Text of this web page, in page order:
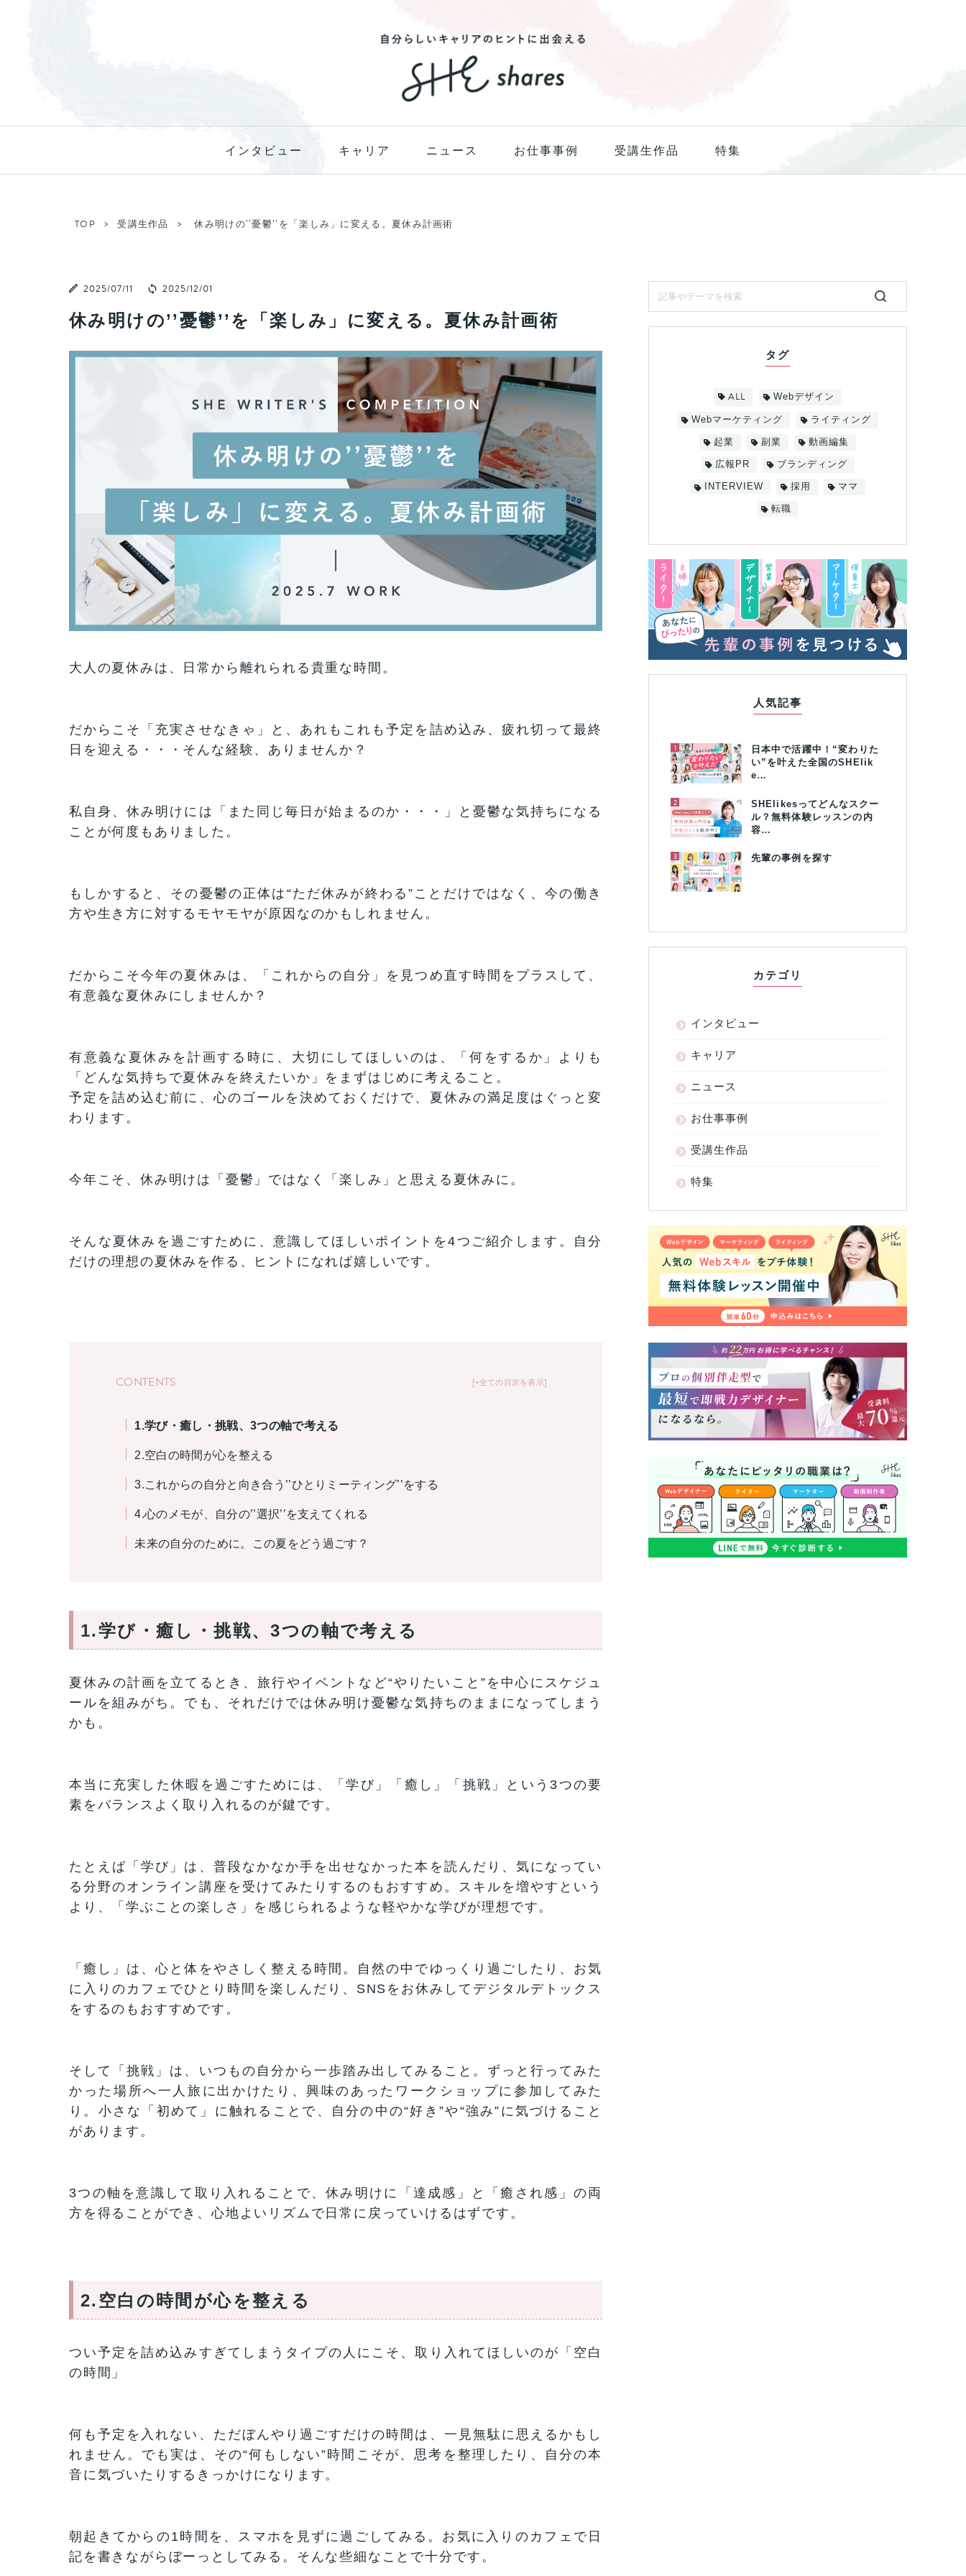
インタビュー キャリア ニュース お仕事事例 受講生作品 特集
TOP 受講生作品 休み明けの’’憂鬱’’を「楽しみ」に変える。夏休み計画術
2025/07/11 2025/12/01
休み明けの’’憂鬱’’を「楽しみ」に変える。夏休み計画術
大人の夏休みは、日常から離れられる貴重な時間。
だからこそ「充実させなきゃ」と、あれもこれも予定を詰め込み、疲れ切って最終
日を迎える・・・そんな経験、ありませんか？
私自身、休み明けには「また同じ毎日が始まるのか・・・」と憂鬱な気持ちになる
ことが何度もありました。
もしかすると、その憂鬱の正体は“ただ休みが終わる”ことだけではなく、今の働き
方や生き方に対するモヤモヤが原因なのかもしれません。
だからこそ今年の夏休みは、「これからの自分」を見つめ直す時間をプラスして、
有意義な夏休みにしませんか？
有意義な夏休みを計画する時に、大切にしてほしいのは、「何をするか」よりも
「どんな気持ちで夏休みを終えたいか」をまずはじめに考えること。
予定を詰め込む前に、心のゴールを決めておくだけで、夏休みの満足度はぐっと変
わります。
今年こそ、休み明けは「憂鬱」ではなく「楽しみ」と思える夏休みに。
そんな夏休みを過ごすために、意識してほしいポイントを4つご紹介します。自分
だけの理想の夏休みを作る、ヒントになれば嬉しいです。
+全ての目次を表示
CONTENTS
1.学び・癒し・挑戦、3つの軸で考える
2.空白の時間が心を整える
3.これからの自分と向き合う’’ひとりミーティング’’をする
4.心のメモが、自分の’’選択’’を支えてくれる
未来の自分のために。この夏をどう過ごす？
1.学び・癒し・挑戦、3つの軸で考える
夏休みの計画を立てるとき、旅行やイベントなど“やりたいこと”を中心にスケジュ
ールを組みがち。でも、それだけでは休み明け憂鬱な気持ちのままになってしまう
かも。
本当に充実した休暇を過ごすためには、「学び」「癒し」「挑戦」という3つの要
素をバランスよく取り入れるのが鍵です。
たとえば「学び」は、普段なかなか手を出せなかった本を読んだり、気になってい
る分野のオンライン講座を受けてみたりするのもおすすめ。スキルを増やすという
より、「学ぶことの楽しさ」を感じられるような軽やかな学びが理想です。
「癒し」は、心と体をやさしく整える時間。自然の中でゆっくり過ごしたり、お気
に入りのカフェでひとり時間を楽しんだり、SNSをお休みしてデジタルデトックス
をするのもおすすめです。
そして「挑戦」は、いつもの自分から一歩踏み出してみること。ずっと行ってみた
かった場所へ一人旅に出かけたり、興味のあったワークショップに参加してみた
り。小さな「初めて」に触れることで、自分の中の“好き”や“強み”に気づけること
があります。
3つの軸を意識して取り入れることで、休み明けに「達成感」と「癒され感」の両
方を得ることができ、心地よいリズムで日常に戻っていけるはずです。
2.空白の時間が心を整える
つい予定を詰め込みすぎてしまうタイプの人にこそ、取り入れてほしいのが「空白
の時間」
何も予定を入れない、ただぼんやり過ごすだけの時間は、一見無駄に思えるかもし
れません。でも実は、その“何もしない”時間こそが、思考を整理したり、自分の本
音に気づいたりするきっかけになります。
朝起きてからの1時間を、スマホを見ずに過ごしてみる。お気に入りのカフェで日
記を書きながらぼーっとしてみる。そんな些細なことで十分です。
タグ
ALL Webデザイン
Webマーケティング ライティング
起業 副業 動画編集
広報PR ブランディング
INTERVIEW 採用 ママ
転職
人気記事
1
日本中で活躍中！“変わりた
い”を叶えた全国のSHElik
e…
2
SHElikesってどんなスクー
ル？無料体験レッスンの内
容…
3 先輩の事例を探す
カテゴリ
インタビュー
キャリア
ニュース
お仕事事例
受講生作品
特集